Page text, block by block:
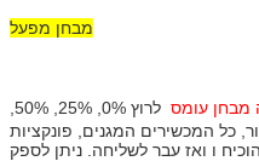
מבחן מפעל
לפני שיגור, כל המכשירים המגנים, פונקציות
ו ואז עבר לשליחה. ניתן לספק